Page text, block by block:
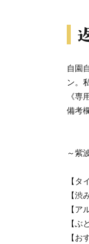
自園
ン。
《専
備考
～紫
【タ
【渋
【ア
【ぶ
【お